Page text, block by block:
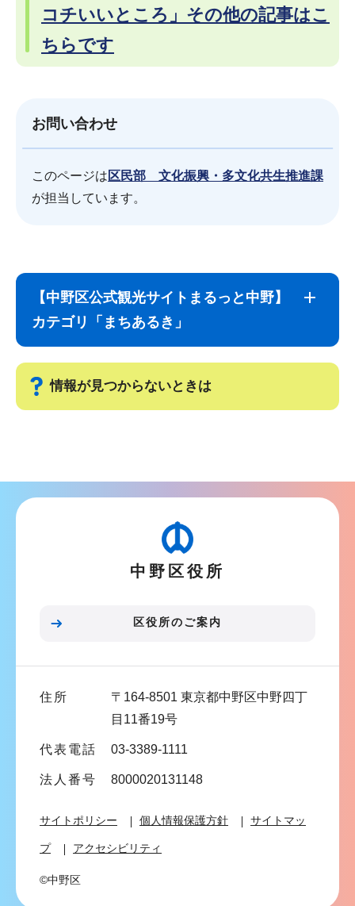
コチいいところ」その他の記事はこ
ちらです
お問い合わせ
このページは 区民部 文化振興・多文化共生推進課
が担当しています。
【中野区公式観光サイトまるっと中野】
カテゴリ「まちあるき」
情報が見つからないときは
ナ
ビ
中野区役所
区役所のご案内
住所
〒164-8501 東京都中野区中野四丁
目11番19号
代表電話 03-3389-1111
法人番号 8000020131148
サイトポリシー 個人情報保護方針 サイトマッ
プ アクセシビリティ
©中野区